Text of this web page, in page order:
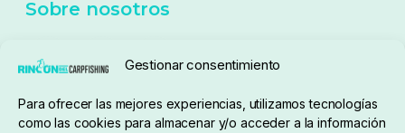
Gestionar consentimiento
Para ofrecer las mejores experiencias, utilizamos tecnologías
como las cookies para almacenar y/o acceder a la información